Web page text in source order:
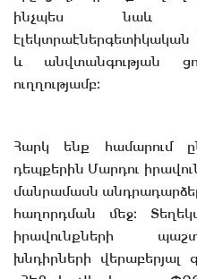
ինչպես նաև
էլեկտրաէներգետիկական
և անվտանգության
ուղղությամբ։
Հարկ ենք համարում
դեպքերին Մարդու
մանրամասն
հաղորդման մեջ։
իրավունքների
խնդիրների վերաբերյալ